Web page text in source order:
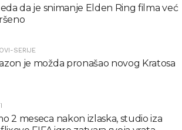
da je snimanje Elden Ring filma već
SERIJE
je možda pronašao novog Kratosa
2 meseca nakon izlaska, studio iza